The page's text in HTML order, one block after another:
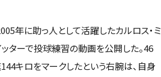
年に助っ人として活躍したカルロス・ミ
ターで投球練習の動画を公開した。46
キロをマークしたという右腕は、自身